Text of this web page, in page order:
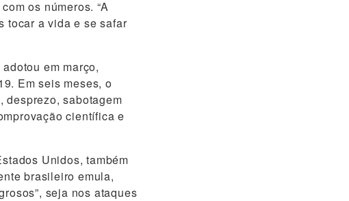
os números. “A
tocar a vida e se safar
em março,
Em seis meses, o
desprezo, sabotagem
científica e
Unidos, também
brasileiro emula,
seja nos ataques